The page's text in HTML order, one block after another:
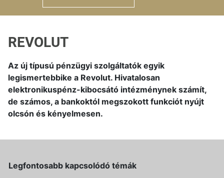
REVOLUT
Az új típusú pénzügyi szolgáltatók egyik
legismertebbike a Revolut. Hivatalosan
elektronikuspénz-kibocsátó intézménynek számít,
de számos, a bankoktól megszokott funkciót nyújt
olcsón és kényelmesen.
Legfontosabb kapcsolódó témák